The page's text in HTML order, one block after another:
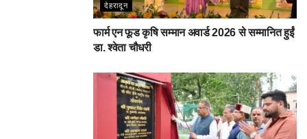
देहरादून
फार्म एन फूड कृषि सम्मान अवार्ड 2026 से सम्मानित हुईं
डा. श्वेता चौधरी